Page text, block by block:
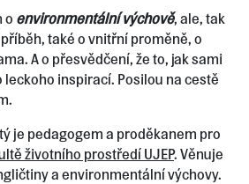
o environmentální výchově, ale, tak
také o vnitřní proměně, o
A o přesvědčení, že to, jak sami
leckoho inspirací. Posilou na cestě
je pedagogem a proděkanem pro
životního prostředí UJEP. Věnuje
a environmentální výchovy.